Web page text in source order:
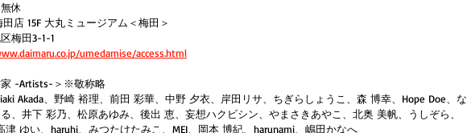
休
店 15F 大丸ミュージアム＜梅田＞
梅田3-1-1
umedamise/access.html
家 -Artists-＞※敬称略
Akada、野崎 裕理、前田 彩華、中野 夕衣、岸田リサ、ちぎらしょうこ、森 博幸、Hope Doe、な
、井下 彩乃、松原あゆみ、後出 恵、妄想ハクビシン、やまさきあやこ、北奥 美帆、うしぞら、
津 ゆい、haruhi、みつたけたみこ、MEI、岡本 博紀、harunami、嶋田かなへ